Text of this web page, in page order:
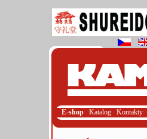
E-shop Katalog Kontakty